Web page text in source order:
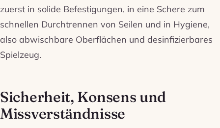
zuerst in solide Befestigungen, in eine Schere zum
schnellen Durchtrennen von Seilen und in Hygiene,
also abwischbare Oberflächen und desinfizierbares
Spielzeug.
Sicherheit, Konsens und
Missverständnisse